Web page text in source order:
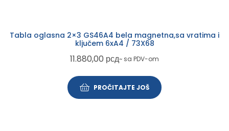
Tabla oglasna 2×3 GS46A4 bela magnetna,sa vratima i
ključem 6xA4 / 73X68
11.880,00 рсд~ sa PDV-om
PROČITAJTE JOŠ